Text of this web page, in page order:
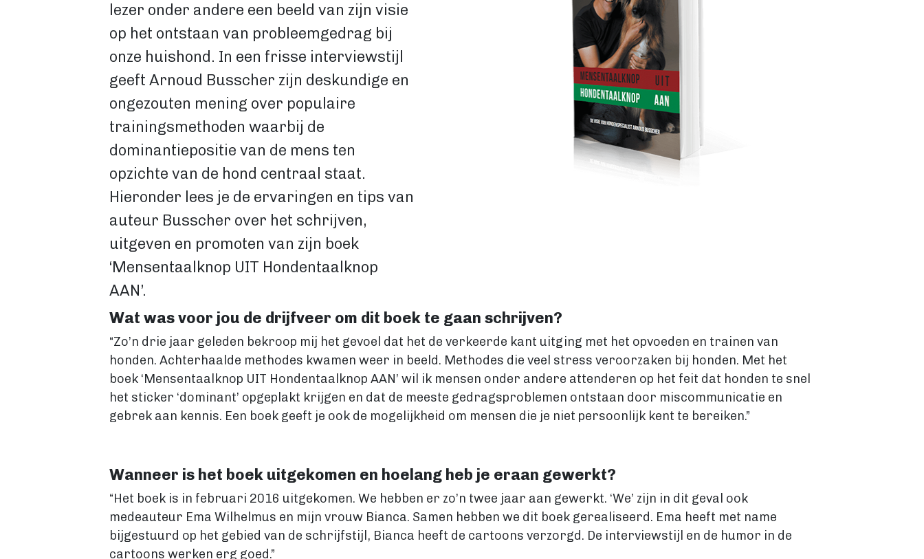
lezer onder andere een beeld van zijn visie
op het ontstaan van probleemgedrag bij
onze huishond. In een frisse interviewstijl
geeft Arnoud Busscher zijn deskundige en
ongezouten mening over populaire
trainingsmethoden waarbij de
dominantiepositie van de mens ten
opzichte van de hond centraal staat.
Hieronder lees je de ervaringen en tips van
auteur Busscher over het schrijven,
uitgeven en promoten van zijn boek
‘Mensentaalknop UIT Hondentaalknop
AAN’.
Wat was voor jou de drijfveer om dit boek te gaan schrijven?
“Zo’n drie jaar geleden bekroop mij het gevoel dat het de verkeerde kant uitging met het opvoeden en trainen van
honden. Achterhaalde methodes kwamen weer in beeld. Methodes die veel stress veroorzaken bij honden. Met het
boek ‘Mensentaalknop UIT Hondentaalknop AAN’ wil ik mensen onder andere attenderen op het feit dat honden te snel
het sticker ‘dominant’ opgeplakt krijgen en dat de meeste gedragsproblemen ontstaan door miscommunicatie en
gebrek aan kennis. Een boek geeft je ook de mogelijkheid om mensen die je niet persoonlijk kent te bereiken.”
Wanneer is het boek uitgekomen en hoelang heb je eraan gewerkt?
“Het boek is in februari 2016 uitgekomen. We hebben er zo’n twee jaar aan gewerkt. ‘We’ zijn in dit geval ook
medeauteur Ema Wilhelmus en mijn vrouw Bianca. Samen hebben we dit boek gerealiseerd. Ema heeft met name
bijgestuurd op het gebied van de schrijfstijl, Bianca heeft de cartoons verzorgd. De interviewstijl en de humor in de
cartoons werken erg goed.”